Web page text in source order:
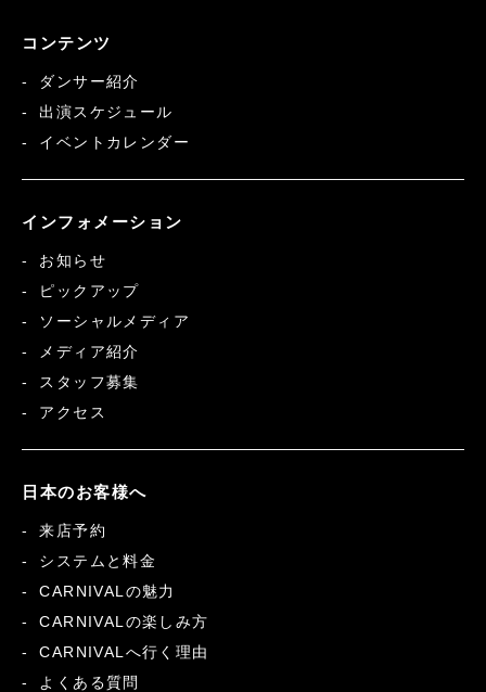
コンテンツ
ダンサー紹介
出演スケジュール
イベントカレンダー
インフォメーション
お知らせ
ピックアップ
ソーシャルメディア
メディア紹介
スタッフ募集
アクセス
日本のお客様へ
来店予約
システムと料金
CARNIVALの魅力
CARNIVALの楽しみ方
CARNIVALへ行く理由
よくある質問